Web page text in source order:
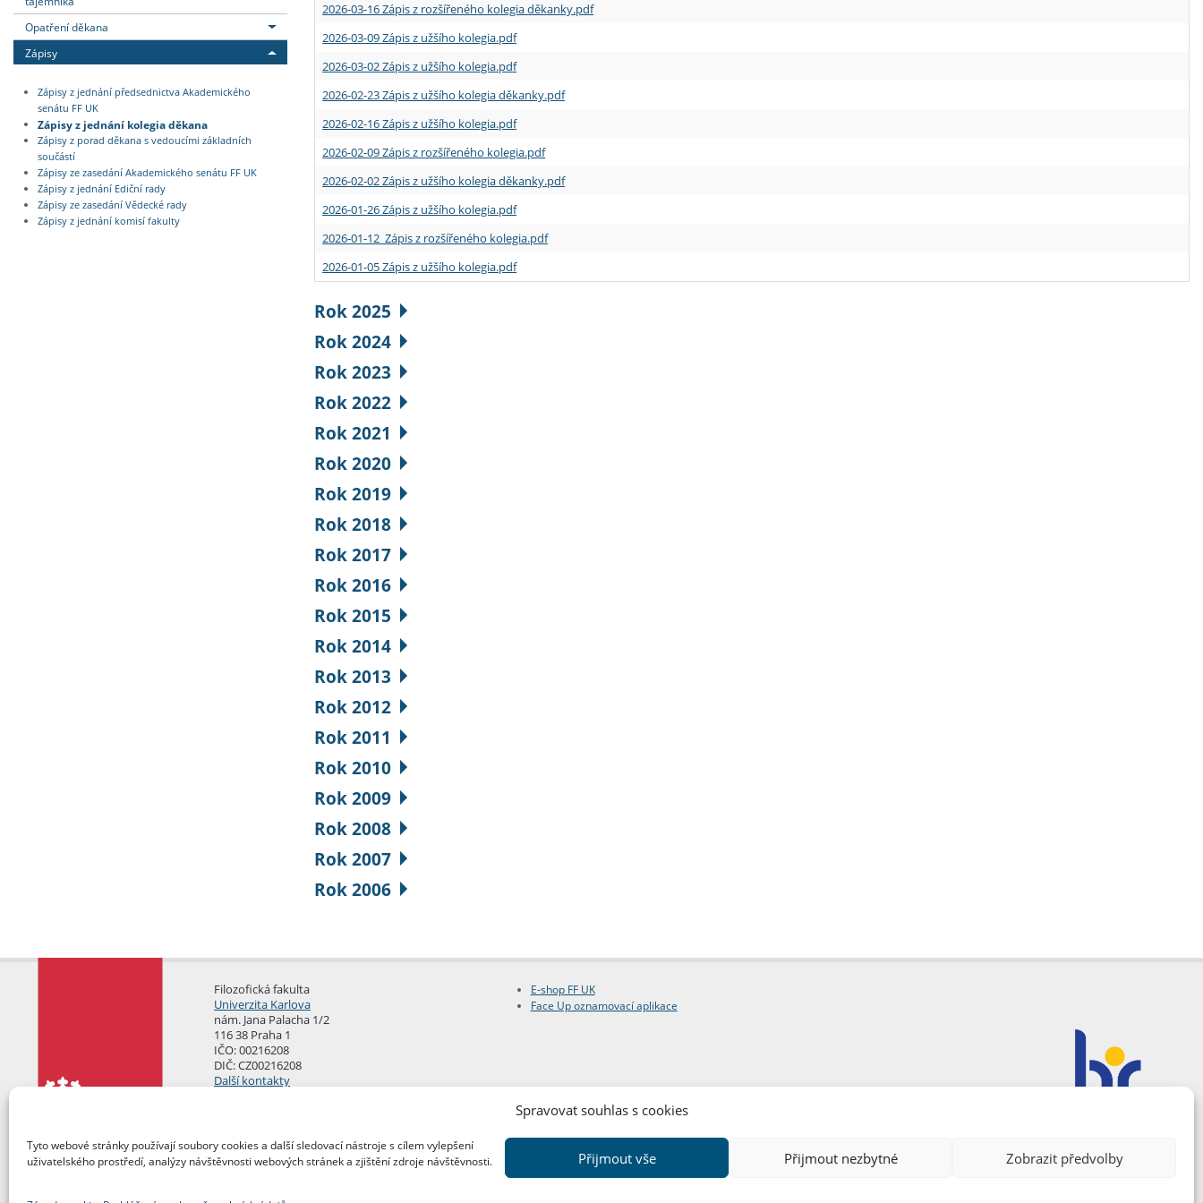
Spravovat souhlas s cookies
Tyto webové stránky používají soubory cookies a další sledovací nástroje s cílem vylepšení
uživatelského prostředí, analýzy návštěvnosti webových stránek a zjištění zdroje návštěvnosti.
Přijmout vše Přijmout nezbytné Zobrazit předvolby
Opatření děkana
Zápisy
Zápisy z jednání předsednictva Akademického
senátu FF UK
Zápisy z jednání kolegia děkana
Zápisy z porad děkana s vedoucími základních
součástí
Zápisy ze zasedání Akademického senátu FF UK
Zápisy z jednání Ediční rady
Zápisy ze zasedání Vědecké rady
Zápisy z jednání komisí fakulty
2026-03-16 Zápis z rozšířeného kolegia děkanky.pdf
2026-03-09 Zápis z užšího kolegia.pdf
2026-03-02 Zápis z užšího kolegia.pdf
2026-02-23 Zápis z užšího kolegia děkanky.pdf
2026-02-16 Zápis z užšího kolegia.pdf
2026-02-09 Zápis z rozšířeného kolegia.pdf
2026-02-02 Zápis z užšího kolegia děkanky.pdf
2026-01-26 Zápis z užšího kolegia.pdf
2026-01-12 Zápis z rozšířeného kolegia.pdf
2026-01-05 Zápis z užšího kolegia.pdf
Rok 2025
Rok 2024
Rok 2023
Rok 2022
Rok 2021
Rok 2020
Rok 2019
Rok 2018
Rok 2017
Rok 2016
Rok 2015
Rok 2014
Rok 2013
Rok 2012
Rok 2011
Rok 2010
Rok 2009
Rok 2008
Rok 2007
Rok 2006
Filozofická fakulta
Univerzita Karlova
nám. Jana Palacha 1/2
116 38 Praha 1
IČO: 00216208
DIČ: CZ00216208
Další kontakty
E-shop FF UK
Face Up oznamovací aplikace